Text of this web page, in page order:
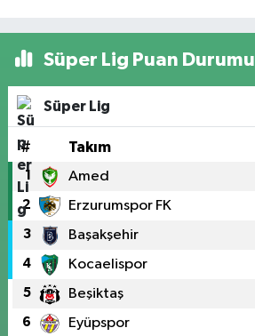
Süper Lig Puan Durumu
Süper Lig
# Takım
1 Amed
2 Erzurumspor FK
3 Başakşehir
4 Kocaelispor
5 Beşiktaş
6 Eyüpspor